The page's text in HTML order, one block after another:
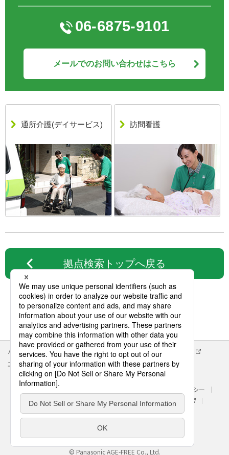
06-6875-9101
メールでのお問い合わせはこちら
通所介護(デイサービス) 訪問看護
拠点検索トップへ戻る
パナソニック企業情報 エイジフリー企業情報
エイジフリーの拠点検索
クッキーポリシー
個人情報保護方針
処遇改善に関する具体的な取組み内容
パナソニック ホールディングス
Area/Country
パナソニック エイジフリー株式会社
© Panasonic AGE-FREE Co., Ltd.